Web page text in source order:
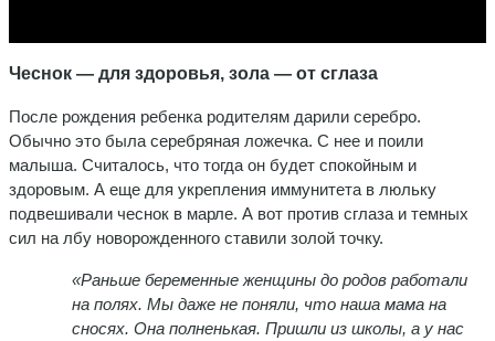
Чеснок — для здоровья, зола — от сглаза
После рождения ребенка родителям дарили серебро.
Обычно это была серебряная ложечка. С нее и поили
малыша. Считалось, что тогда он будет спокойным и
здоровым. А еще для укрепления иммунитета в люльку
подвешивали чеснок в марле. А вот против сглаза и темных
сил на лбу новорожденного ставили золой точку.
«Раньше беременные женщины до родов работали
на полях. Мы даже не поняли, что наша мама на
сносях. Она полненькая. Пришли из школы, а у нас